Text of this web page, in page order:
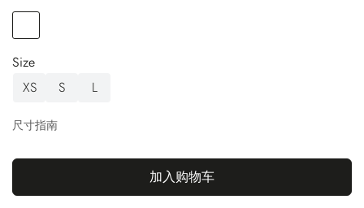
Size
XS
S L
尺寸指南
加入购物车